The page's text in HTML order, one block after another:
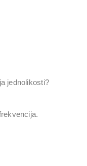
jednolikosti?